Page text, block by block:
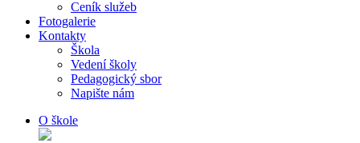
Ceník služeb
Fotogalerie
Kontakty
Škola
Vedení školy
Pedagogický sbor
Napište nám
O škole